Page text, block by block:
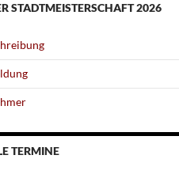
STADTMEISTERSCHAFT 2026
TERMINE